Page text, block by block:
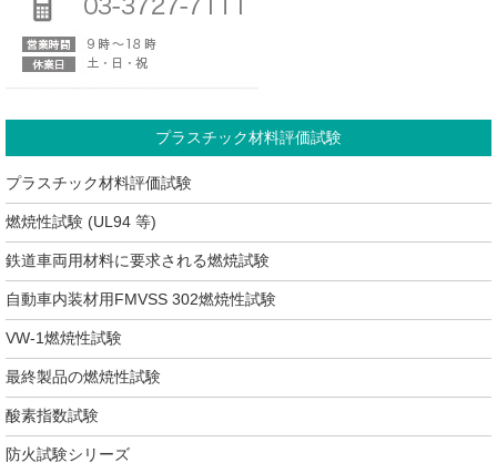
プラスチック材料評価試験
プラスチック材料評価試験
燃焼性試験 (UL94 等)
鉄道車両用材料に要求される燃焼試験
自動車内装材用FMVSS 302燃焼性試験
VW-1燃焼性試験
最終製品の燃焼性試験
酸素指数試験
防火試験シリーズ